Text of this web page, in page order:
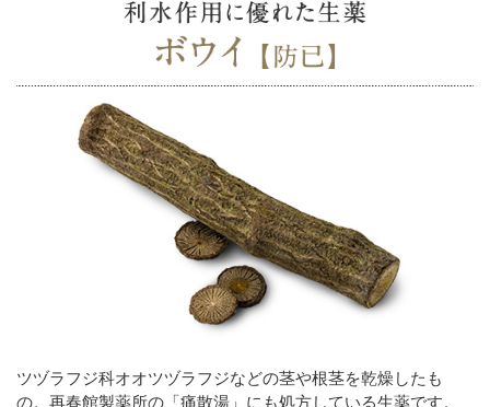
ツヅラフジ科オオツヅラフジなどの茎や根茎を乾燥したも
の。再春館製薬所の「痛散湯」にも処方している生薬です。